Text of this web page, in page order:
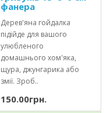
фанера
Дерев'яна гойдалка
підійде для вашого
улюбленого
домашнього хом'яка,
щура, джунгарика або
змії. Зроб..
150.00грн.